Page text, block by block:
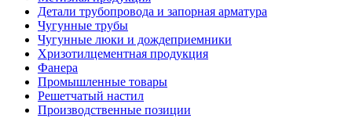
Детали трубопровода и запорная арматура
Чугунные трубы
Чугунные люки и дождеприемники
Хризотилцементная продукция
Фанера
Промышленные товары
Решетчатый настил
Производственные позиции